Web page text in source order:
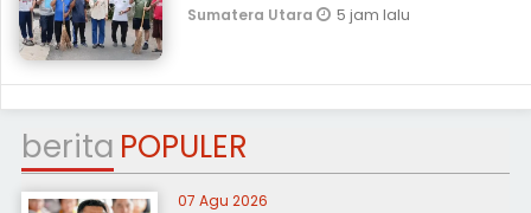
Sumatera Utara 5 jam lalu
berita POPULER
07 Agu 2026